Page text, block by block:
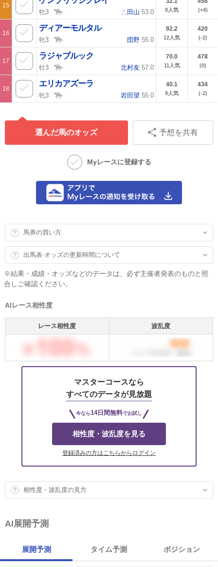
15
牝3 △ 田山 53.0 8 人気 (+4)
16
ディアーモルタル
牝3 団野 55.0
92.2
12 人気
420
(-2)
17
ラジャブルック
牡3 北村友 57.0
70.0
11 人気
478
(0)
18
エリカアズーラ
牝3 岩田望 55.0
40.1
9 人気
434
(-2)
選んだ馬のオッズ 予想を共有
Myレースに登録する
馬券の買い方
出馬表·オッズの更新時間について
※結果・成績・オッズなどのデータは、必ず主催者発表のものと照
合しご確認ください。
AIレース相性度
レース相性度 波乱度
マスターコースなら
すべてのデータが見放題
今なら14日間無料でお試し
相性度・波乱度を見る
登録済みの方はこちらからログイン
相性度・波乱度の見方
AI展開予測
展開予測 タイム予測 ポジション